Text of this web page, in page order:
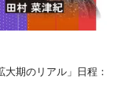
大期のリアル」日程：